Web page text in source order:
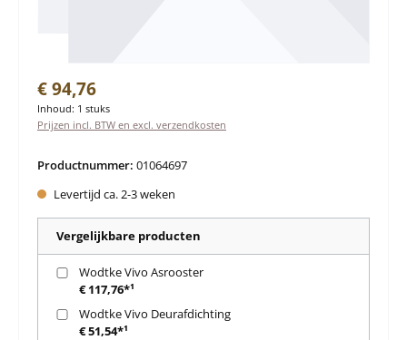
Normale prijs:
€ 94,76
Inhoud: 1 stuks
Prijzen incl. BTW en excl. verzendkosten
Productnummer: 01064697
Levertijd ca. 2-3 weken
Vergelijkbare producten
Wodtke Vivo Asrooster
€ 117,76*¹
Wodtke Vivo Deurafdichting
€ 51,54*¹